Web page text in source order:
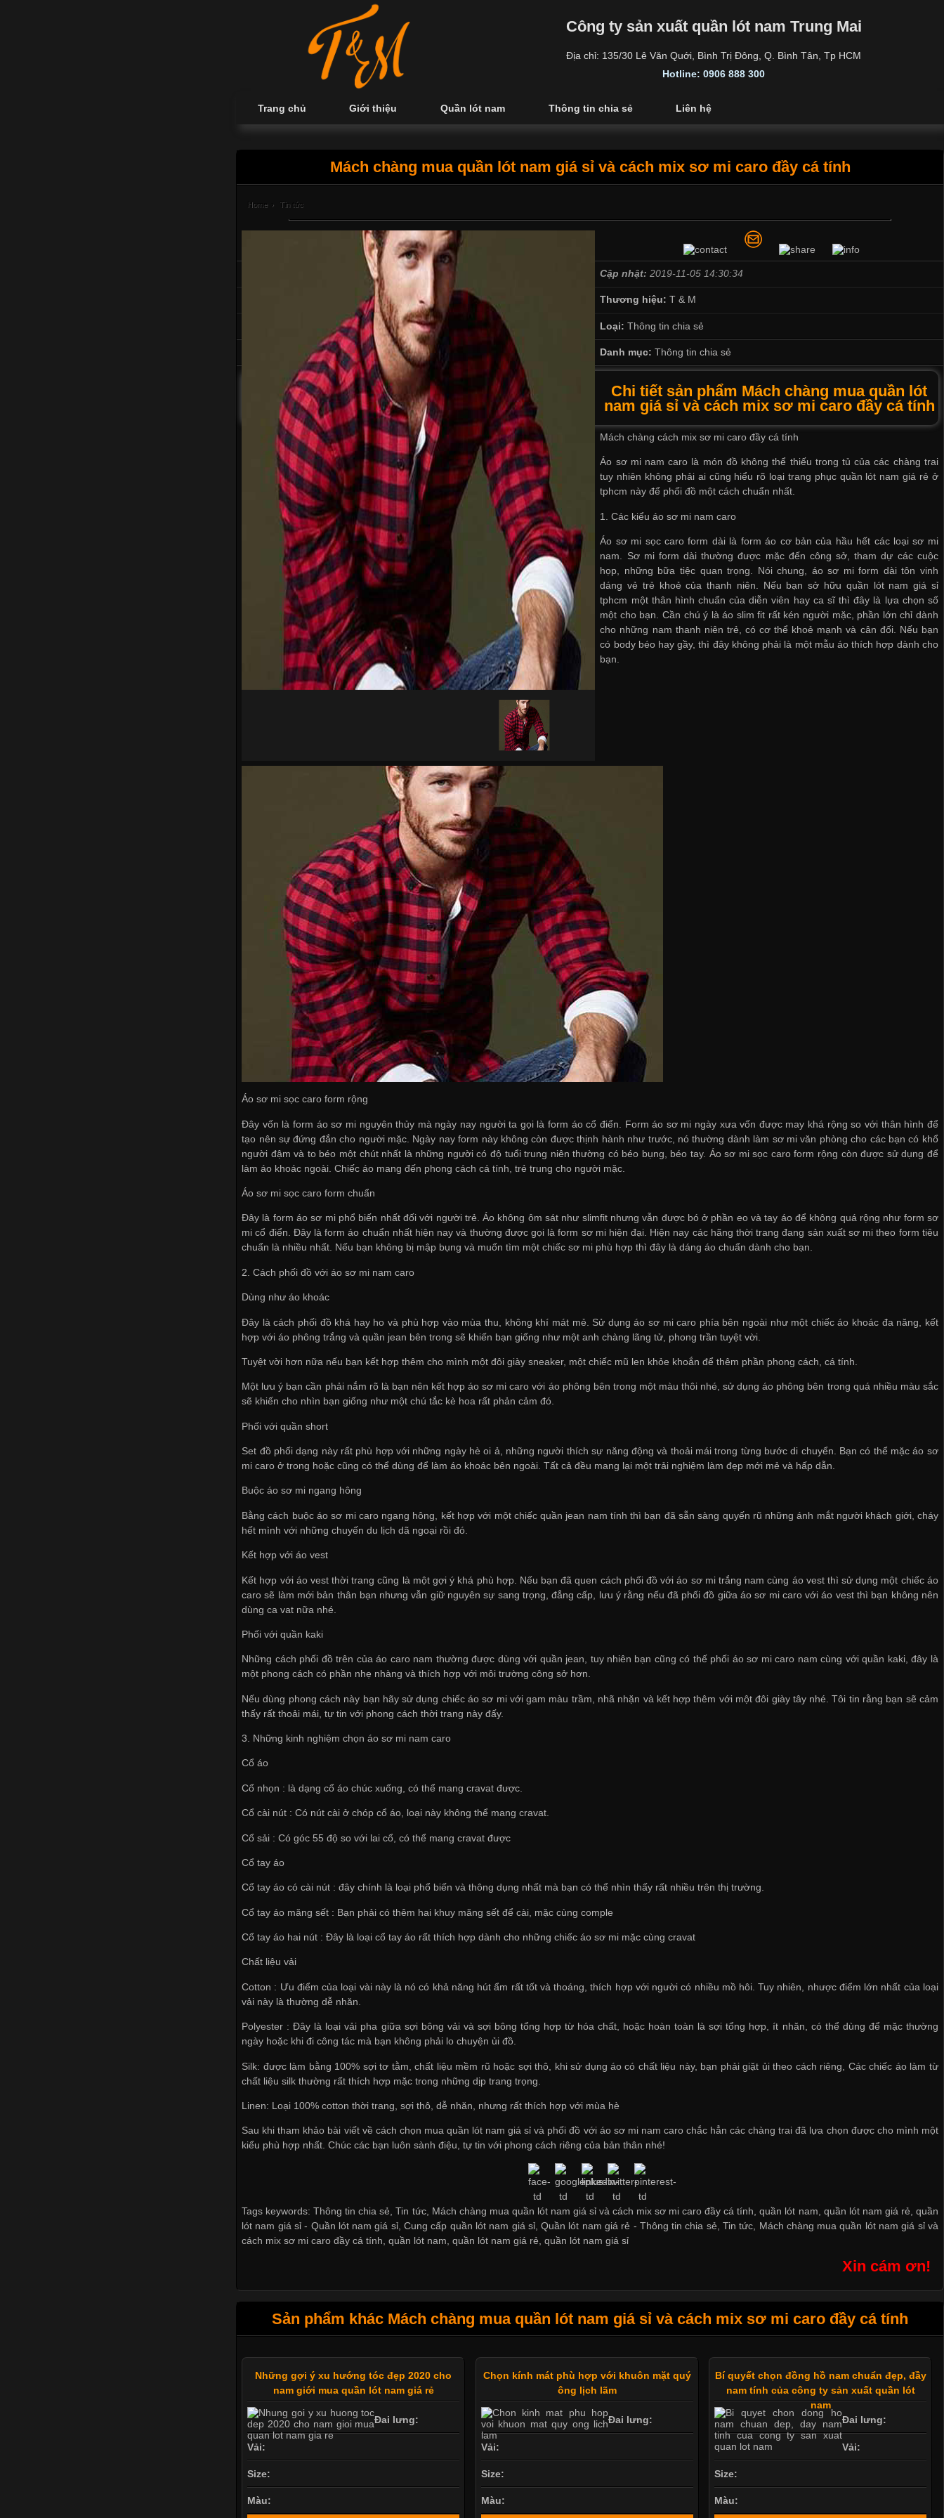
Công ty sản xuất quần lót nam Trung Mai
Địa chỉ: 135/30 Lê Văn Quới, Bình Trị Đông, Q. Bình Tân, Tp HCM
Hotline: 0906 888 300
Trang chủ Giới thiệu Quần lót nam Thông tin chia sẻ Liên hệ
Mách chàng mua quần lót nam giá sỉ và cách mix sơ mi caro đầy cá tính
Home › Tin tức
Cập nhật: 2019-11-05 14:30:34
Thương hiệu:T & M
Loại: Thông tin chia sẻ
Danh mục: Thông tin chia sẻ
Chi tiết sản phẩm Mách chàng mua quần lót
nam giá sỉ và cách mix sơ mi caro đầy cá tính
Mách chàng cách mix sơ mi caro đầy cá tính
Áo sơ mi nam caro là món đồ không thể thiếu trong tủ của các chàng trai
tuy nhiên không phải ai cũng hiểu rõ loại trang phục quần lót nam giá rẻ ở
tphcm này để phối đồ một cách chuẩn nhất.
1. Các kiểu áo sơ mi nam caro
Áo sơ mi sọc caro form dài là form áo cơ bản của hầu hết các loại sơ mi
nam. Sơ mi form dài thường được mặc đến công sở, tham dự các cuộc
họp, những bữa tiệc quan trọng. Nói chung, áo sơ mi form dài tôn vinh
dáng vẻ trẻ khoẻ của thanh niên. Nếu bạn sở hữu quần lót nam giá sỉ
tphcm một thân hình chuẩn của diễn viên hay ca sĩ thì đây là lựa chọn số
một cho bạn. Cần chú ý là áo slim fit rất kén người mặc, phần lớn chỉ dành
cho những nam thanh niên trẻ, có cơ thể khoẻ mạnh và cân đối. Nếu bạn
có body béo hay gầy, thì đây không phải là một mẫu áo thích hợp dành cho
bạn.
Áo sơ mi sọc caro form rộng
Đây vốn là form áo sơ mi nguyên thủy mà ngày nay người ta gọi là form áo cổ điển. Form áo sơ mi ngày xưa vốn được may khá rộng so với thân hình để
tạo nên sự đứng đắn cho người mặc. Ngày nay form này không còn được thịnh hành như trước, nó thường dành làm sơ mi văn phòng cho các bạn có khổ
người đậm và to béo một chút nhất là những người có độ tuổi trung niên thường có béo bụng, béo tay. Áo sơ mi sọc caro form rộng còn được sử dụng để
làm áo khoác ngoài. Chiếc áo mang đến phong cách cá tính, trẻ trung cho người mặc.
Áo sơ mi sọc caro form chuẩn
Đây là form áo sơ mi phổ biến nhất đối với người trẻ. Áo không ôm sát như slimfit nhưng vẫn được bó ở phần eo và tay áo để không quá rộng như form sơ
mi cổ điển. Đây là form áo chuẩn nhất hiện nay và thường được gọi là form sơ mi hiện đại. Hiện nay các hãng thời trang đang sản xuất sơ mi theo form tiêu
chuẩn là nhiều nhất. Nếu bạn không bị mập bụng và muốn tìm một chiếc sơ mi phù hợp thì đây là dáng áo chuẩn dành cho bạn.
2. Cách phối đồ với áo sơ mi nam caro
Dùng như áo khoác
Đây là cách phối đồ khá hay ho và phù hợp vào mùa thu, không khí mát mẻ. Sử dụng áo sơ mi caro phía bên ngoài như một chiếc áo khoác đa năng, kết
hợp với áo phông trắng và quần jean bên trong sẽ khiến bạn giống như một anh chàng lãng tử, phong trần tuyệt vời.
Tuyệt vời hơn nữa nếu bạn kết hợp thêm cho mình một đôi giày sneaker, một chiếc mũ len khỏe khoắn để thêm phần phong cách, cá tính.
Một lưu ý bạn cần phải nắm rõ là bạn nên kết hợp áo sơ mi caro với áo phông bên trong một màu thôi nhé, sử dụng áo phông bên trong quá nhiều màu sắc
sẽ khiến cho nhìn bạn giống như một chú tắc kè hoa rất phản cảm đó.
Phối với quần short
Set đồ phối dạng này rất phù hợp với những ngày hè oi ả, những người thích sự năng động và thoải mái trong từng bước di chuyển. Bạn có thể mặc áo sơ
mi caro ở trong hoặc cũng có thể dùng để làm áo khoác bên ngoài. Tất cả đều mang lại một trải nghiệm làm đẹp mới mẻ và hấp dẫn.
Buộc áo sơ mi ngang hông
Bằng cách buộc áo sơ mi caro ngang hông, kết hợp với một chiếc quần jean nam tính thì bạn đã sẵn sàng quyến rũ những ánh mắt người khách giới, cháy
hết mình với những chuyến du lịch dã ngoại rồi đó.
Kết hợp với áo vest
Kết hợp với áo vest thời trang cũng là một gợi ý khá phù hợp. Nếu bạn đã quen cách phối đồ với áo sơ mi trắng nam cùng áo vest thì sử dụng một chiếc áo
caro sẽ làm mới bản thân bạn nhưng vẫn giữ nguyên sự sang trọng, đẳng cấp, lưu ý rằng nếu đã phối đồ giữa áo sơ mi caro với áo vest thì bạn không nên
dùng ca vat nữa nhé.
Phối với quần kaki
Những cách phối đồ trên của áo caro nam thường được dùng với quần jean, tuy nhiên bạn cũng có thế phối áo sơ mi caro nam cùng với quần kaki, đây là
một phong cách có phần nhẹ nhàng và thích hợp với môi trường công sở hơn.
Nếu dùng phong cách này bạn hãy sử dụng chiếc áo sơ mi với gam màu trầm, nhã nhặn và kết hợp thêm với một đôi giày tây nhé. Tôi tin rằng bạn sẽ cảm
thấy rất thoải mái, tự tin với phong cách thời trang này đấy.
3. Những kinh nghiệm chọn áo sơ mi nam caro
Cổ áo
Cổ nhọn : là dạng cổ áo chúc xuống, có thể mang cravat được.
Cổ cài nút : Có nút cài ở chóp cổ áo, loại này không thể mang cravat.
Cổ sải : Có góc 55 độ so với lai cổ, có thể mang cravat được
Cổ tay áo
Cổ tay áo có cài nút : đây chính là loại phổ biến và thông dụng nhất mà bạn có thể nhìn thấy rất nhiều trên thị trường.
Cổ tay áo măng sết : Bạn phải có thêm hai khuy măng sết để cài, mặc cùng comple
Cổ tay áo hai nút : Đây là loại cổ tay áo rất thích hợp dành cho những chiếc áo sơ mi mặc cùng cravat
Chất liệu vải
Cotton : Ưu điểm của loại vài này là nó có khả năng hút ẩm rất tốt và thoáng, thích hợp với người có nhiều mồ hôi. Tuy nhiên, nhược điểm lớn nhất của loại
vải này là thường dễ nhăn.
Polyester : Đây là loại vải pha giữa sợi bông vải và sợi bông tổng hợp từ hóa chất, hoặc hoàn toàn là sợi tổng hợp, ít nhăn, có thể dùng để mặc thường
ngày hoặc khi đi công tác mà bạn không phải lo chuyện ủi đồ.
Silk: được làm bằng 100% sợi tơ tằm, chất liệu mềm rũ hoặc sợi thô, khi sử dụng áo có chất liệu này, bạn phải giặt ủi theo cách riêng, Các chiếc áo làm từ
chất liệu silk thường rất thích hợp mặc trong những dịp trang trọng.
Linen: Loại 100% cotton thời trang, sợi thô, dễ nhăn, nhưng rất thích hợp với mùa hè
Sau khi tham khảo bài viết về cách chọn mua quần lót nam giá sỉ và phối đồ với áo sơ mi nam caro chắc hẳn các chàng trai đã lựa chọn được cho mình một
kiểu phù hợp nhất. Chúc các bạn luôn sành điệu, tự tin với phong cách riêng của bản thân nhé!
Tags keywords: Thông tin chia sẻ, Tin tức, Mách chàng mua quần lót nam giá sỉ và cách mix sơ mi caro đầy cá tính, quần lót nam, quần lót nam giá rẻ, quần
lót nam giá sỉ - Quần lót nam giá sỉ,Cung cấp quần lót nam giá sỉ,Quần lót nam giá rẻ - Thông tin chia sẻ ,Tin tức
Mách chàng mua quần lót nam giá sỉ và
cách mix sơ mi caro đầy cá tính ,quần lót nam ,quần lót nam giá rẻ ,quần lót nam giá sỉ
Xin cám ơn!
Sản phẩm khác Mách chàng mua quần lót nam giá sỉ và cách mix sơ mi caro đầy cá tính
Những gợi ý xu hướng tóc đẹp 2020 cho
nam giới mua quần lót nam giá rẻ
Đai lưng:
Vải:
Size:
Màu:
Chọn kính mát phù hợp với khuôn mặt quý
ông lịch lãm
Đai lưng:
Vải:
Size:
Màu:
Bí quyết chọn đồng hồ nam chuẩn đẹp, đầy
nam tính của công ty sản xuất quần lót
nam
Đai lưng:
Vải:
Size:
Màu: